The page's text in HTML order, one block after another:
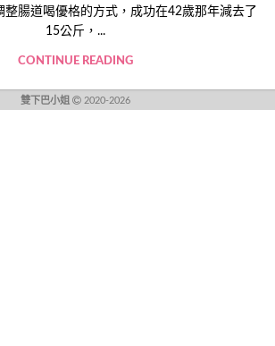
整腸道喝優格的方式，成功在42歲那年減去了
15公斤，...
CONTINUE READING
雙下巴小姐 2020-2026